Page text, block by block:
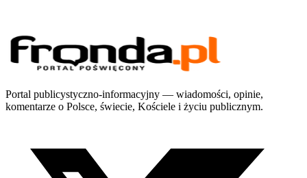
Portal publicystyczno-informacyjny — wiadomości, opinie,
komentarze o Polsce, świecie, Kościele i życiu publicznym.